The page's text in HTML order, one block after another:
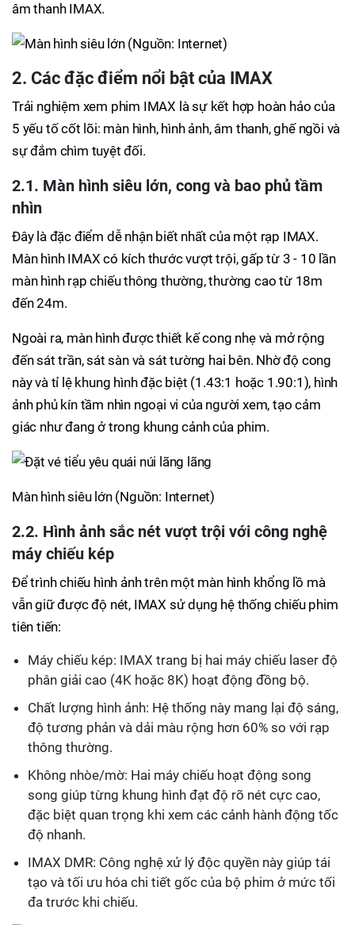
âm thanh IMAX.
2. Các đặc điểm nổi bật của IMAX
Trải nghiệm xem phim IMAX là sự kết hợp hoàn hảo của
5 yếu tố cốt lõi: màn hình, hình ảnh, âm thanh, ghế ngồi và
sự đắm chìm tuyệt đối.
2.1. Màn hình siêu lớn, cong và bao phủ tầm
nhìn
Đây là đặc điểm dễ nhận biết nhất của một rạp IMAX.
Màn hình IMAX có kích thước vượt trội, gấp từ 3 - 10 lần
màn hình rạp chiếu thông thường, thường cao từ 18m
đến 24m.
Ngoài ra, màn hình được thiết kế cong nhẹ và mở rộng
đến sát trần, sát sàn và sát tường hai bên. Nhờ độ cong
này và tỉ lệ khung hình đặc biệt (1.43:1 hoặc 1.90:1), hình
ảnh phủ kín tầm nhìn ngoại vi của người xem, tạo cảm
giác như đang ở trong khung cảnh của phim.
Màn hình siêu lớn (Nguồn: Internet)
2.2. Hình ảnh sắc nét vượt trội với công nghệ
máy chiếu kép
Để trình chiếu hình ảnh trên một màn hình khổng lồ mà
vẫn giữ được độ nét, IMAX sử dụng hệ thống chiếu phim
tiên tiến:
Máy chiếu kép: IMAX trang bị hai máy chiếu laser độ
phân giải cao (4K hoặc 8K) hoạt động đồng bộ.
Chất lượng hình ảnh: Hệ thống này mang lại độ sáng,
độ tương phản và dải màu rộng hơn 60% so với rạp
thông thường.
Không nhòe/mờ: Hai máy chiếu hoạt động song
song giúp từng khung hình đạt độ rõ nét cực cao,
đặc biệt quan trọng khi xem các cảnh hành động tốc
độ nhanh.
IMAX DMR: Công nghệ xử lý độc quyền này giúp tái
tạo và tối ưu hóa chi tiết gốc của bộ phim ở mức tối
đa trước khi chiếu.